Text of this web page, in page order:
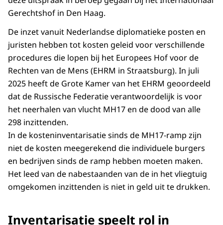
Gerechtshof in Den Haag.
De inzet vanuit Nederlandse diplomatieke posten en
juristen hebben tot kosten geleid voor verschillende
procedures die lopen bij het Europees Hof voor de
Rechten van de Mens (EHRM in Straatsburg). In juli
2025 heeft de Grote Kamer van het EHRM geoordeeld
dat de Russische Federatie verantwoordelijk is voor
het neerhalen van vlucht MH17 en de dood van alle
298 inzittenden.
In de kosteninventarisatie sinds de MH17-ramp zijn
niet de kosten meegerekend die individuele burgers
en bedrijven sinds de ramp hebben moeten maken.
Het leed van de nabestaanden van de in het vliegtuig
omgekomen inzittenden is niet in geld uit te drukken.
Inventarisatie speelt rol in